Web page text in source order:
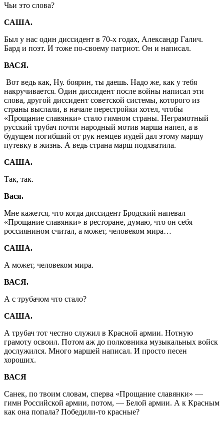
Чьи это слова?
САША.
Был у нас один диссидент в 70-х годах, Александр Галич.
Бард и поэт. И тоже по-своему патриот. Он и написал.
ВАСЯ.
Вот ведь как, Ну. боярин, ты даешь. Надо же, как у тебя
накручивается. Один диссидент после войны написал эти
слова, другой диссидент советской системы, которого из
страны выслали, в начале перестройки хотел, чтобы
«Прощание славянки» стало гимном страны. Неграмотный
русский трубач почти народный мотив марша напел, а в
будущем погибший от рук немцев иудей дал этому маршу
путевку в жизнь. А ведь страна марш подхватила.
САША.
Так, так.
Вася.
Мне кажется, что когда диссидент Бродский напевал
«Прощание славянки» в ресторане, думаю, что он себя
россиянином считал, а может, человеком мира…
САША.
А может, человеком мира.
ВАСЯ.
А с трубачом что стало?
САША.
А трубач тот честно служил в Красной армии. Нотную
грамоту освоил. Потом аж до полковника музыкальных войск
дослужился. Много маршей написал. И просто песен
хороших.
ВАСЯ
Санек, по твоим словам, сперва «Прощание славянки» —
гимн Российской армии, потом, — Белой армии. А к Красным
как она попала? Победили-то красные?